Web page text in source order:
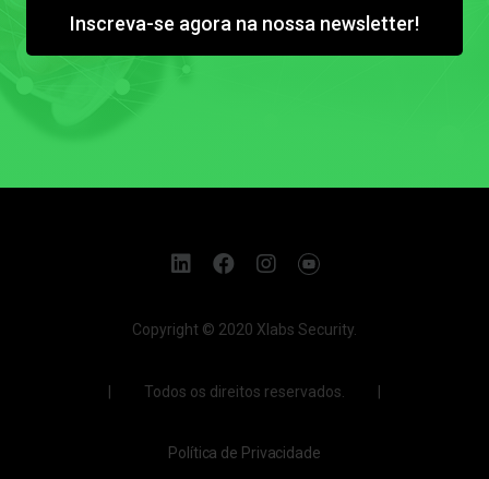
Inscreva-se agora na nossa newsletter!
Copyright © 2020 Xlabs Security.
| Todos os direitos reservados. |
Política de Privacidade